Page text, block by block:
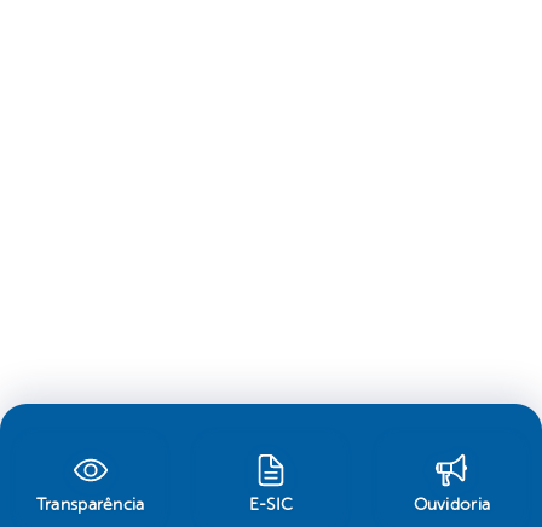
Transparência E-SIC Ouvidoria